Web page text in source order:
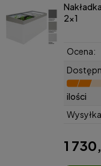
2x1
Ocena:
ilości
1